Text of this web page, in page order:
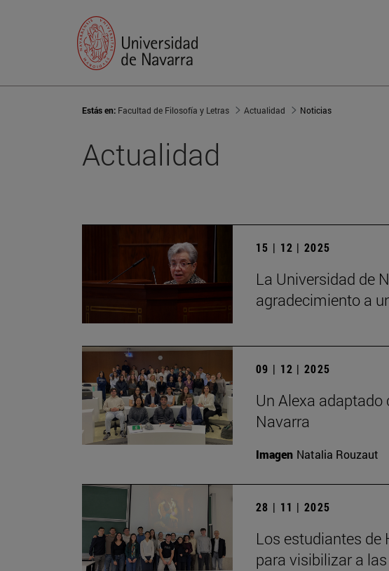
Estás en: Facultad de Filosofía y Letras Actualidad Noticias
Actualidad
15 | 12 | 2025
La Universidad de
agradecimiento a
09 | 12 | 2025
Un Alexa
Navarra
Imagen Natalia Rouzaut
28 | 11 | 2025
Los estudiantes de
para visibilizar a